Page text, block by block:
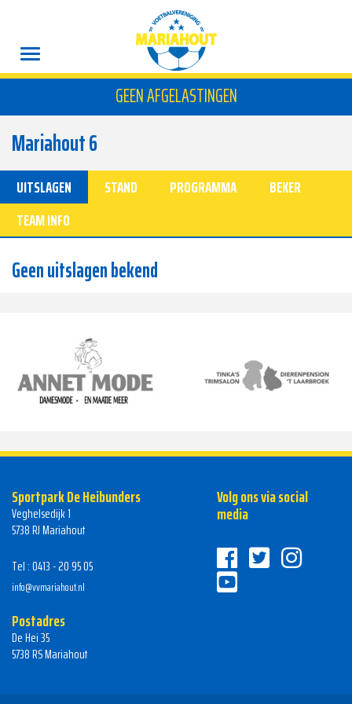
GEEN AFGELASTINGEN
Mariahout 6
UITSLAGEN STAND PROGRAMMA
BEKER
TEAM INFO
Geen uitslagen bekend
Sportpark De Heibunders
Veghelsedijk 1
5738 RJ Mariahout
Tel : 0413 - 20 95 05
info@vvmariahout.nl
Postadres
De Hei 35
5738 RS Mariahout
Volg ons via social
media